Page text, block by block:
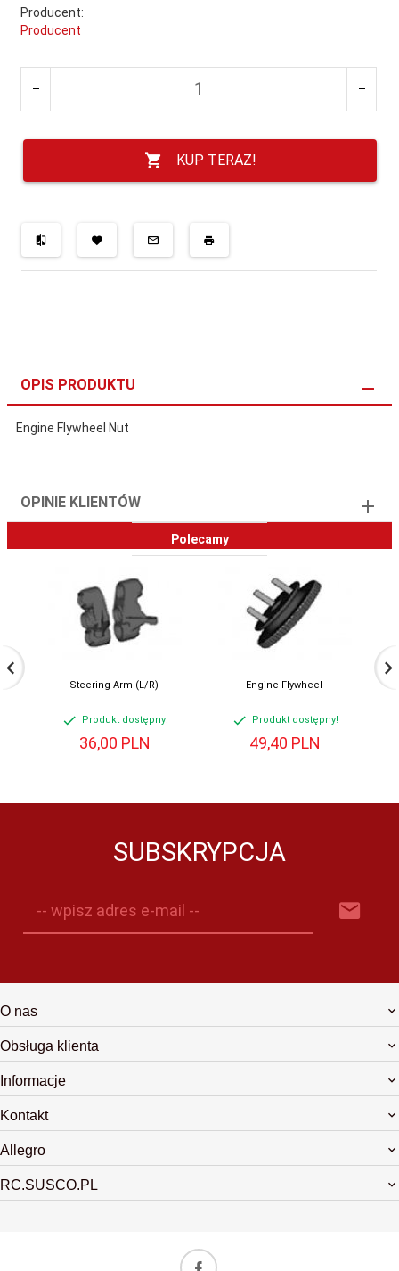
Producent:
Producent
KUP TERAZ!
OPIS PRODUKTU
Engine Flywheel Nut
OPINIE KLIENTÓW
Polecamy
Steering Arm (L/R)
Produkt dostępny!
36,00 PLN
Engine Flywheel
Produkt dostępny!
49,40 PLN
SUBSKRYPCJA
-- wpisz adres e-mail --
O nas
Obsługa klienta
Informacje
Kontakt
Allegro
RC.SUSCO.PL